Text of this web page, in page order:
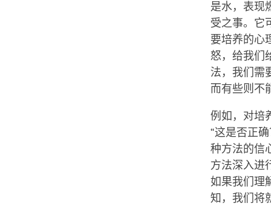
是水，表现
受之事。它
要培养的心
怒，给我们
法，我们需
而有些则不
例如，对培
“这是否正
种方法的信
方法深入进
如果我们理
知，我们将